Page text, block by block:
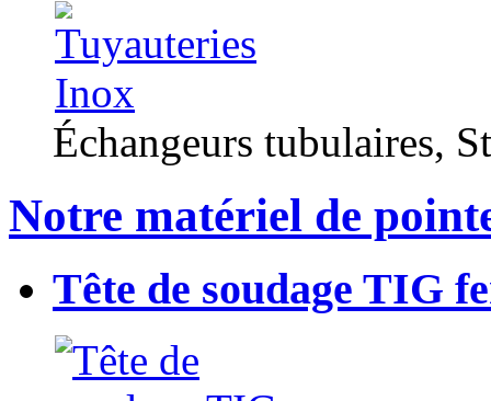
Échangeurs tubulaires,
Notre matériel de
Tête de soudage TIG